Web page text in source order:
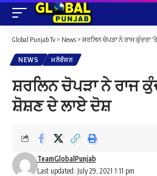
Global Punjab Tv > News > ਸ਼ਰਲਿਨ ਚੋਪੜਾ ਨੇ ਰਾਜ ਕੁੰਦਰਾ
NEWS ਮਨੋਰੰਜਨ
ਸ਼ਰਲਿਨ ਚੋਪੜਾ ਨੇ ਰਾਜ
ਸ਼ੋਸ਼ਣ ਦੇ ਲਾਏ ਦੋਸ਼
Last updated: July 29, 2021 1:11 pm
TeamGlobalPunjab